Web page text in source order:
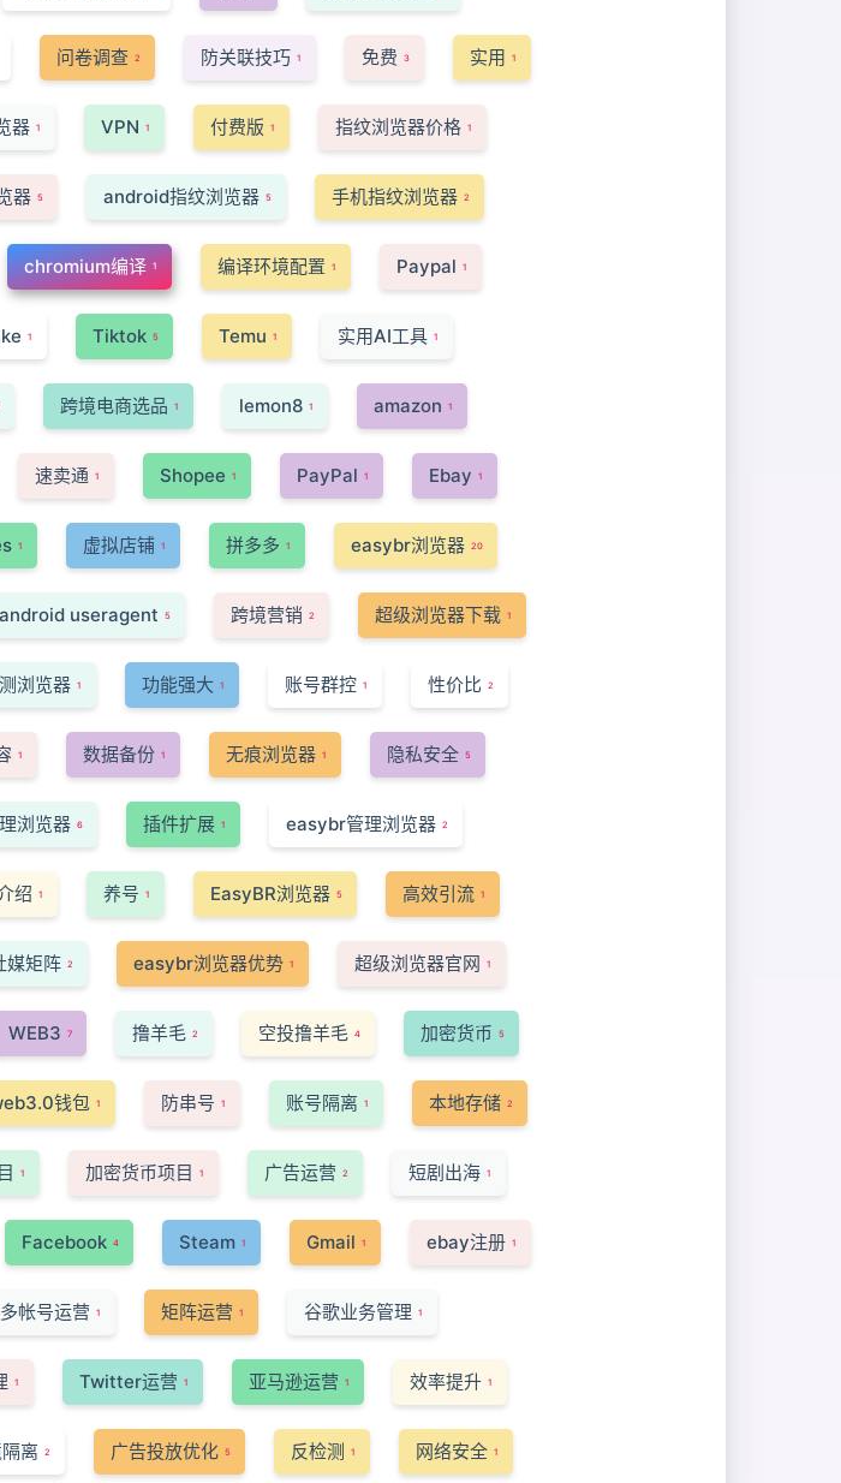
问卷调查 2 防关联技巧 1 免费 3 实用 1
器 1 VPN 1 付费版 1 指纹浏览器价格 1
器 5 android指纹浏览器 5 手机指纹浏览器 2
chromium编译 1 编译环境配置 1 Paypal 1
1 Tiktok 5 Temu 1 实用AI工具 1
跨境电商选品 1 lemon8 1 amazon 1
速卖通 1 Shopee 1 PayPal 1 Ebay 1
1 虚拟店铺 1 拼多多 1 easybr浏览器 20
android useragent 5 跨境营销 2 超级浏览器下载 1
浏览器 1 功能强大 1 账号群控 1 性价比 2
1 数据备份 1 无痕浏览器 1 隐私安全 5
浏览器 6 插件扩展 1 easybr管理浏览器 2
绍 1 养号 1 EasyBR浏览器 5 高效引流 1
媒矩阵 2 easybr浏览器优势 1 超级浏览器官网 1
WEB3 7 撸羊毛 2 空投撸羊毛 4 加密货币 5
钱包 1 防串号 1 账号隔离 1 本地存储 2
1 加密货币项目 1 广告运营 2 短剧出海 1
Facebook 4 Steam 1 Gmail 1 ebay注册 1
多帐号运营 1 矩阵运营 1 谷歌业务管理 1
1 Twitter运营 1 亚马逊运营 1 效率提升 1
离 2 广告投放优化 5 反检测 1 网络安全 1